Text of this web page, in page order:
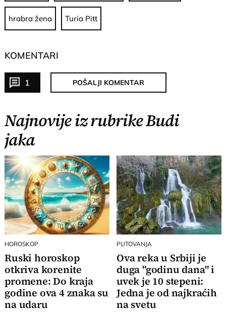
hrabra žena Turia Pitt
KOMENTARI
1 POŠALJI KOMENTAR
Najnovije iz rubrike Budi
jaka
HOROSKOP
Ruski horoskop
otkriva korenite
promene: Do kraja
godine ova 4 znaka su
na udaru
PUTOVANJA
Ova reka u Srbiji je
duga "godinu dana" i
uvek je 10 stepeni:
Jedna je od najkraćih
na svetu